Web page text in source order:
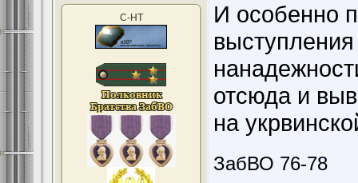
С-НТ
И особенно
отсюда и
на
ЗабВО 76-78